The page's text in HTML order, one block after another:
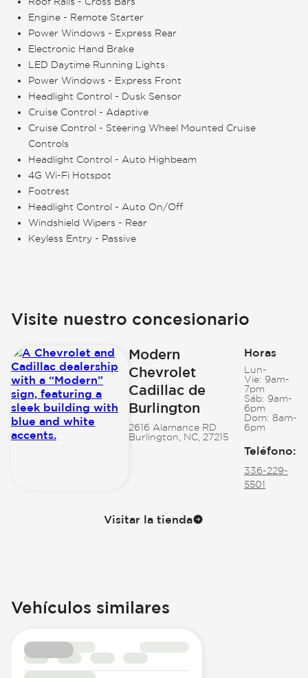
Engine - Remote Starter
Power Windows - Express Rear
Electronic Hand Brake
LED Daytime Running Lights
Power Windows - Express Front
Headlight Control - Dusk Sensor
Cruise Control - Adaptive
Cruise Control - Steering Wheel Mounted Cruise
Controls
Headlight Control - Auto Highbeam
4G Wi-Fi Hotspot
Footrest
Headlight Control - Auto On/Off
Windshield Wipers - Rear
Keyless Entry - Passive
Visite nuestro concesionario
Modern
Chevrolet
Cadillac de
Burlington
2616 Alamance RD
Burlington, NC, 27215
Horas
Lun-
Vie: 9am-
7pm
Sáb: 9am-
6pm
Dom: 8am-
6pm
Teléfono:
336-229-
5501
Visitar la tienda
Vehículos similares